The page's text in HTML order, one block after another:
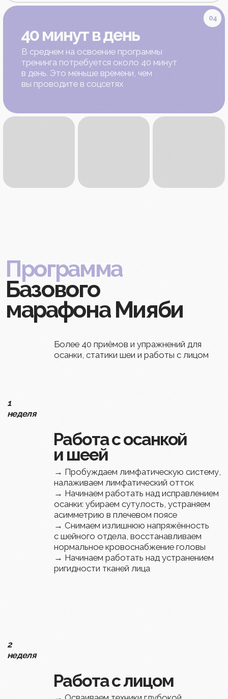
на курсМияби
Базовый
и наслаждайтесь
своим отражением
в зеркале
Часто задаваемые
вопросы наших
учениц